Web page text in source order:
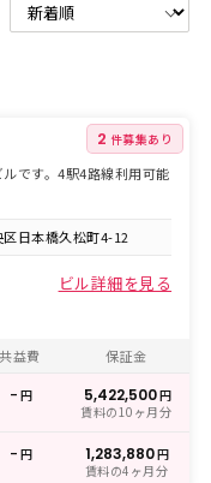
2 件募集あり
です。4駅4路線利用可能
区日本橋久松町4-12
ビル詳細を見る
共益費 保証金
- 円 5,422,500円
賃料の10ヶ月分
- 円 1,283,880円
賃料の4ヶ月分